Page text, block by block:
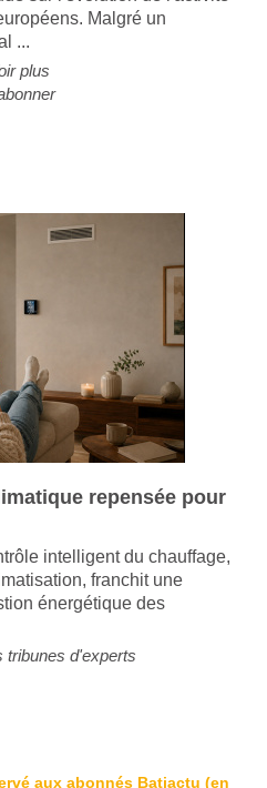
sur l'évolution de l'activité
Malgré un
plus
repensée pour
intelligent du chauffage,
franchit une
énergétique des